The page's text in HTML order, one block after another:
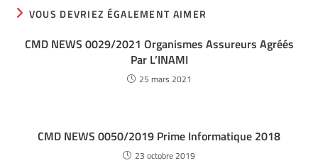
VOUS DEVRIEZ ÉGALEMENT AIMER
CMD NEWS 0029/2021 Organismes Assureurs Agréés
Par L’INAMI
25 mars 2021
CMD NEWS 0050/2019 Prime Informatique 2018
23 octobre 2019